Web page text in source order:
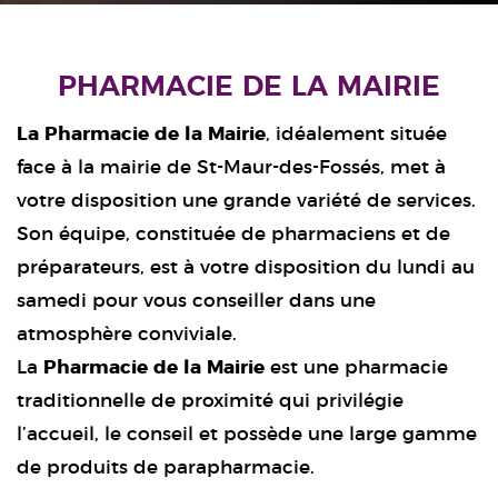
PHARMACIE DE LA MAIRIE
La Pharmacie de la Mairie, idéalement située
face à la mairie de St-Maur-des-Fossés, met à
votre disposition une grande variété de services.
Son équipe, constituée de pharmaciens et de
préparateurs, est à votre disposition du lundi au
samedi pour vous conseiller dans une
atmosphère conviviale.
La
Pharmacie de la Mairie est une pharmacie
traditionnelle de proximité qui privilégie
l’accueil, le conseil et possède une large gamme
de produits de parapharmacie.